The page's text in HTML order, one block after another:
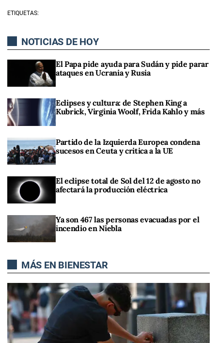
ETIQUETAS:
NOTICIAS DE HOY
El Papa pide ayuda para Sudán y pide parar
ataques en Ucrania y Rusia
Eclipses y cultura: de Stephen King a
Kubrick, Virginia Woolf, Frida Kahlo y más
Partido de la Izquierda Europea condena
sucesos en Ceuta y critica a la UE
El eclipse total de Sol del 12 de agosto no
afectará la producción eléctrica
Ya son 467 las personas evacuadas por el
incendio en Niebla
MÁS EN BIENESTAR